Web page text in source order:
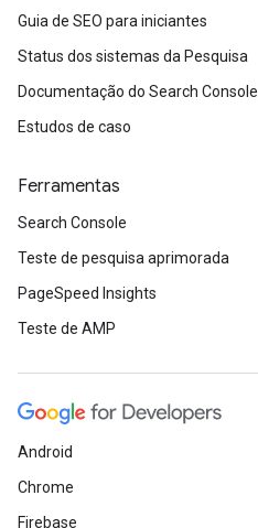
Guia de SEO para iniciantes
Status dos sistemas da Pesquisa
Documentação do Search Console
Estudos de caso
Ferramentas
Search Console
Teste de pesquisa aprimorada
PageSpeed Insights
Teste de AMP
Android
Chrome
Firebase